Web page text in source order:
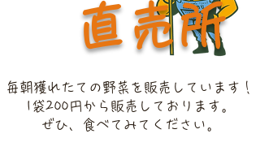
直売所
毎朝獲れたての野菜を販売しています！
1袋200円から販売しております。
​ぜひ、食べてみてください。